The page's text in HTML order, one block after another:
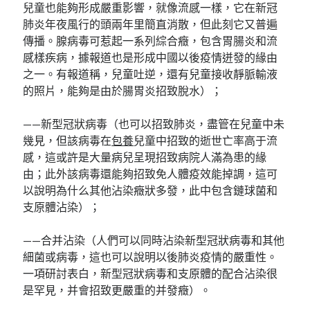
兒童也能夠形成嚴重影響，就像流感一樣，它在新冠
肺炎年夜風行的頭兩年里簡直消散，但此刻它又普遍
傳播。腺病毒可惹起一系列綜合癥，包含胃腸炎和流
感樣疾病，據報道也是形成中國以後疫情迸發的緣由
之一。有報道稱，兒童吐逆，還有兒童接收靜脈輸液
的照片，能夠是由於腸胃炎招致脫水）；
——新型冠狀病毒（也可以招致肺炎，盡管在兒童中未
幾見，但該病毒在包養兒童中招致的逝世亡率高于流
感，這或許是大量病兒呈現招致病院人滿為患的緣
由；此外該病毒還能夠招致免人體疫效能掉調，這可
以說明為什么其他沾染癥狀多發，此中包含鏈球菌和
支原體沾染）；
——合并沾染（人們可以同時沾染新型冠狀病毒和其他
細菌或病毒，這也可以說明以後肺炎疫情的嚴重性。
一項研討表白，新型冠狀病毒和支原體的配合沾染很
是罕見，并會招致更嚴重的并發癥）。